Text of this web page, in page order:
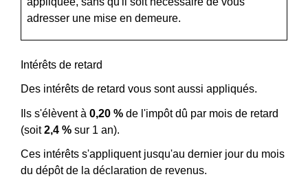
adresser une mise en demeure.
Intérêts de retard
Des intérêts de retard vous sont aussi appliqués.
Ils s'élèvent à 0,20 % de l'impôt dû par mois de retard
(soit2,4 % sur 1 an).
Ces intérêts s'appliquent jusqu'au dernier jour du mois
du dépôt de la déclaration de revenus.